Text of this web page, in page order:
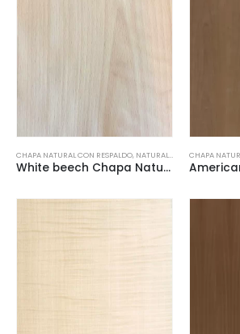
CHAPA NATURAL CON RESPALDO, NATURAL VENEERS
White beech Chapa Natural con respaldo
CHAPA